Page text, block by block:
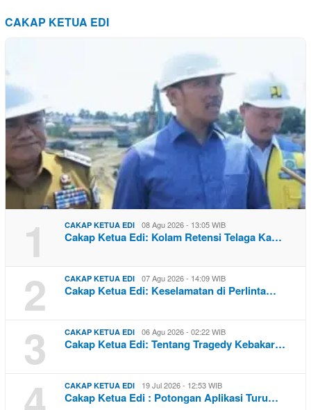
CAKAP KETUA EDI
1 CAKAP KETUA EDI 08 Agu 2026 - 13:05 WIB
Cakap Ketua Edi: Kolam Retensi Telaga Ka…
2 CAKAP KETUA EDI 07 Agu 2026 - 14:09 WIB
Cakap Ketua Edi: Keselamatan di Perlinta…
3 CAKAP KETUA EDI 06 Agu 2026 - 02:22 WIB
Cakap Ketua Edi: Tentang Tragedy Kebakar…
CAKAP KETUA EDI 19 Jul 2026 - 12:53 WIB
Cakap Ketua Edi : Potongan Aplikasi Turu…